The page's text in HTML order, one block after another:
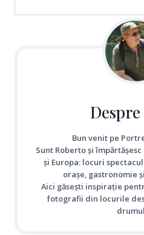
Bun venit pe
Sunt Roberto și
și Europa: locuri
orașe, gastronomie
Aici găsești inspirație
fotografii din locurile